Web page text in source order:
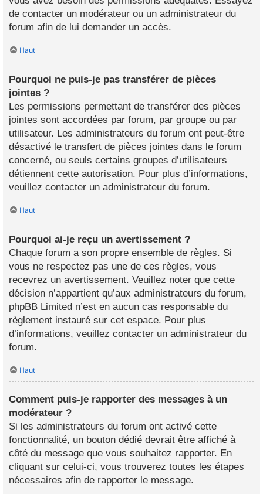
de contacter un modérateur ou un administrateur du
forum afin de lui demander un accès.
Haut
Pourquoi ne puis-je pas transférer de pièces
jointes ?
Les permissions permettant de transférer des pièces
jointes sont accordées par forum, par groupe ou par
utilisateur. Les administrateurs du forum ont peut-être
désactivé le transfert de pièces jointes dans le forum
concerné, ou seuls certains groupes d’utilisateurs
détiennent cette autorisation. Pour plus d’informations,
veuillez contacter un administrateur du forum.
Haut
Pourquoi ai-je reçu un avertissement ?
Chaque forum a son propre ensemble de règles. Si
vous ne respectez pas une de ces règles, vous
recevrez un avertissement. Veuillez noter que cette
décision n’appartient qu’aux administrateurs du forum,
phpBB Limited n’est en aucun cas responsable du
règlement instauré sur cet espace. Pour plus
d’informations, veuillez contacter un administrateur du
forum.
Haut
Comment puis-je rapporter des messages à un
modérateur ?
Si les administrateurs du forum ont activé cette
fonctionnalité, un bouton dédié devrait être affiché à
côté du message que vous souhaitez rapporter. En
cliquant sur celui-ci, vous trouverez toutes les étapes
nécessaires afin de rapporter le message.